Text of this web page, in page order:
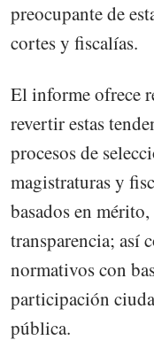
preocupante de
cortes y fiscalías.
El informe ofrece
revertir estas
procesos de
magistraturas y
basados en
transparencia; así
normativos con
participación
pública.